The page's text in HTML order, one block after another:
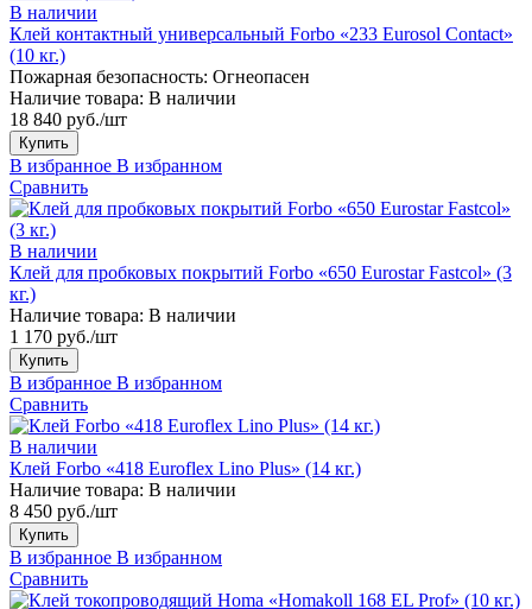
В наличии
Клей контактный универсальный Forbo «233 Eurosol Contact»
(10 кг.)
Пожарная безопасность: Огнеопасен
Наличие товара: В наличии
18 840 руб./шт
Купить
В избранное В избранном
Сравнить
В наличии
Клей для пробковых покрытий Forbo «650 Eurostar Fastcol» (3
кг.)
Наличие товара: В наличии
1 170 руб./шт
Купить
В избранное В избранном
Сравнить
В наличии
Клей Forbo «418 Euroflex Lino Plus» (14 кг.)
Наличие товара: В наличии
8 450 руб./шт
Купить
В избранное В избранном
Сравнить